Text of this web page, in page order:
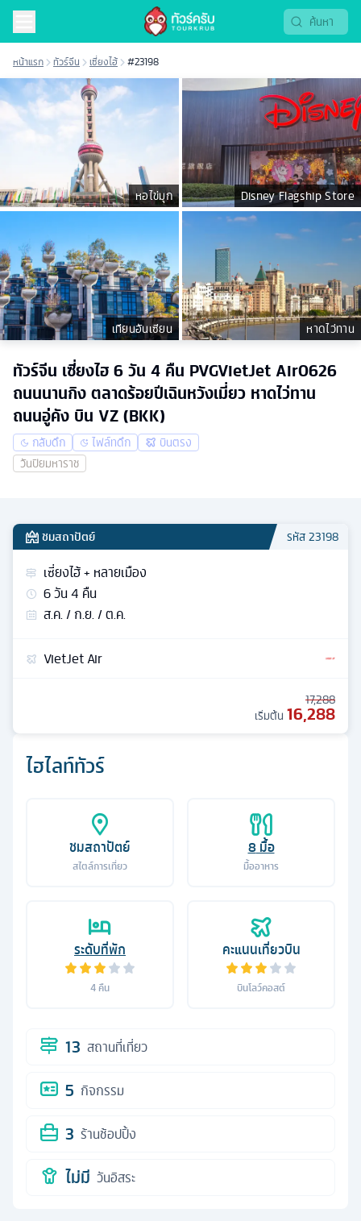
หน้าแรก ทัวร์จีน เซี่ยงไฮ้ #23198
หอไข่มุก Disney Flagship Store
เทียนอันเซียน หาดไว่ทาน
ทัวร์จีน เซี่ยงไฮ 6 วัน 4 คืน PVGVietJet Air0626
ถนนนานกิง ตลาดร้อยปีเฉินหวังเมี่ยว หาดไว่ทาน
ถนนอู่คัง บิน VZ (BKK)
กลับดึก ไฟล์ทดึก
บินตรง
วันปิยมหาราช
ไฮไลท์ทัวร์
ชมสถาปัตย์
สไตล์การเที่ยว
8มื้อ
มื้ออาหาร
ระดับที่พัก
4 คืน
คะแนนเที่ยวบิน
บินโลว์คอสต์
13 สถานที่เที่ยว
5 กิจกรรม
3 ร้านช้อปปิ้ง
ไม่มี วันอิสระ
ชมสถาปัตย์ รหัส23198
เซี่ยงไฮ้ + หลายเมือง
6วัน4 คืน
ส.ค. / ก.ย. / ต.ค.
VietJet Air
17,288
เริ่มต้น 16,288